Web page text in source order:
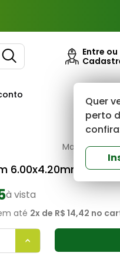
Entre ou
Quer
perto
6.00x4.20mm 6
à vista
até 2x de R$ 14,42 no